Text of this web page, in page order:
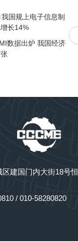
我国规上电子信息制
长14%
数据出炉 我国经济
建国门内大街18号
/ 010-58280820